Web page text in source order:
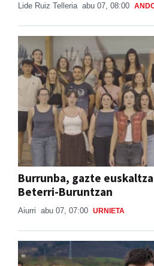
Burrunba, gazte
Beterri-Buruntzan
Aiurri abu 07, 07:00 URNIETA